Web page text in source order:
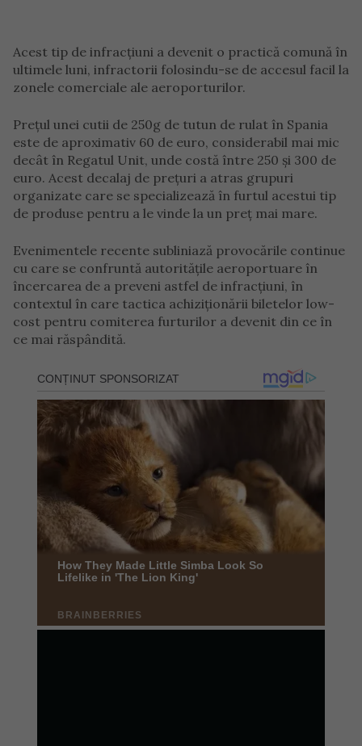
Acest tip de infracțiuni a devenit o practică comună în
ultimele luni, infractorii folosindu-se de accesul facil la
zonele comerciale ale aeroporturilor.
Prețul unei cutii de 250g de tutun de rulat în Spania
este de aproximativ 60 de euro, considerabil mai mic
decât în Regatul Unit, unde costă între 250 și 300 de
euro. Acest decalaj de prețuri a atras grupuri
organizate care se specializează în furtul acestui tip
de produse pentru a le vinde la un preț mai mare.
Evenimentele recente subliniază provocările continue
cu care se confruntă autoritățile aeroportuare în
încercarea de a preveni astfel de infracțiuni, în
contextul în care tactica achiziționării biletelor low-
cost pentru comiterea furturilor a devenit din ce în
ce mai răspândită.